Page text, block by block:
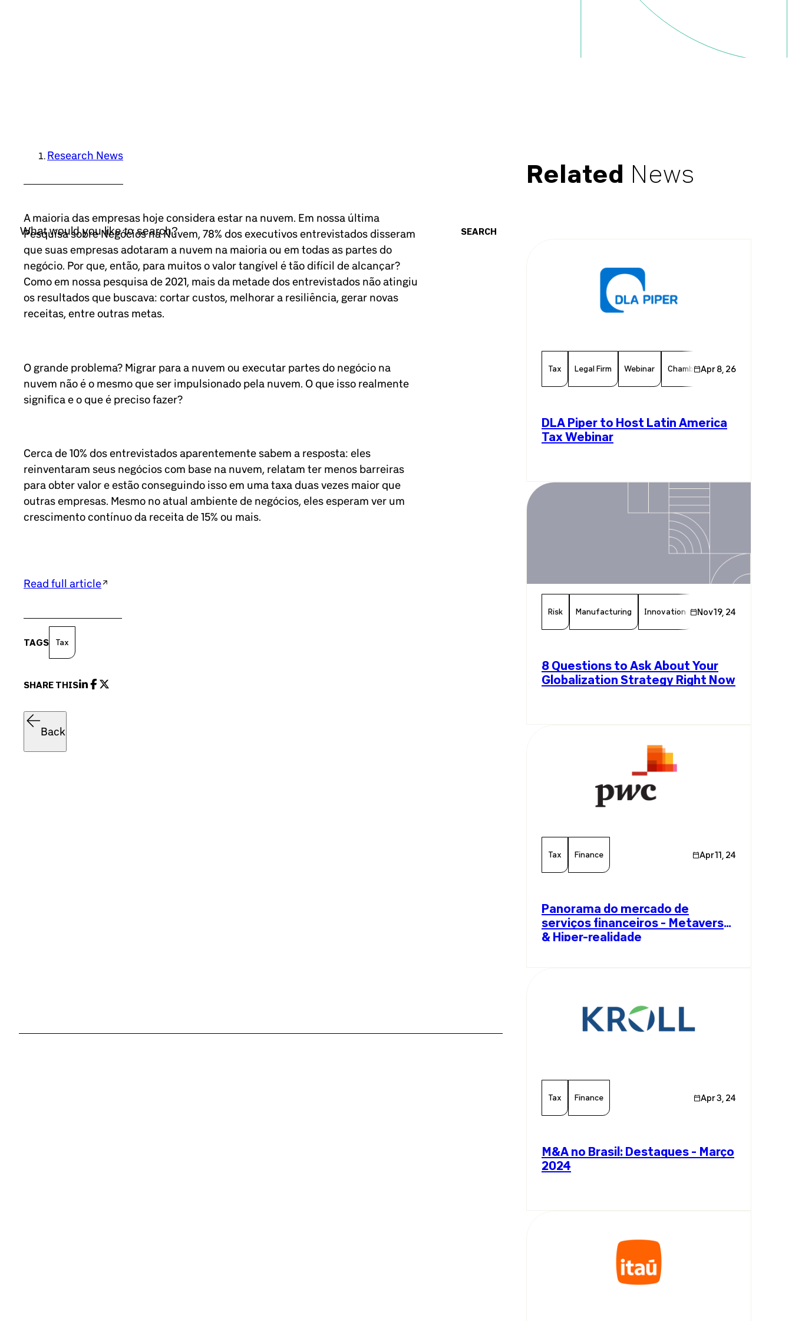
SEARCH
Research News
A maioria das empresas hoje considera estar na nuvem. Em nossa última
Pesquisa sobre Negócios na Nuvem, 78% dos executivos entrevistados disseram
que suas empresas adotaram a nuvem na maioria ou em todas as partes do
negócio. Por que, então, para muitos o valor tangível é tão difícil de alcançar?
Como em nossa pesquisa de 2021, mais da metade dos entrevistados não atingiu
os resultados que buscava: cortar custos, melhorar a resiliência, gerar novas
receitas, entre outras metas.
O grande problema? Migrar para a nuvem ou executar partes do negócio na
nuvem não é o mesmo que ser impulsionado pela nuvem. O que isso realmente
significa e o que é preciso fazer?
Cerca de 10% dos entrevistados aparentemente sabem a resposta: eles
reinventaram seus negócios com base na nuvem, relatam ter menos barreiras
para obter valor e estão conseguindo isso em uma taxa duas vezes maior que
outras empresas. Mesmo no atual ambiente de negócios, eles esperam ver um
crescimento contínuo da receita de 15% ou mais.
Read full article
TAGS Tax
SHARE THIS
Back
Related News
Tax Legal Firm Webinar Chamber Member
Apr 8, 26
DLA Piper to Host Latin America
Tax Webinar
Risk Manufacturing Innovation Investment
Nov 19, 24
8 Questions to Ask About Your
Globalization Strategy Right Now
Tax Finance Apr 11, 24
Panorama do mercado de
serviços financeiros - Metaverso
& Hiper-realidade
Tax Finance Apr 3, 24
M&A no Brasil: Destaques - Março
2024